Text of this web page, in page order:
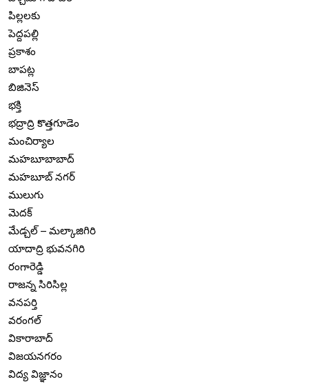
పిల్లలకు
పెద్దపల్లి
ప్రకాశం
బాపట్ల
బిజినెస్
భక్తి
భద్రాద్రి కొత్తగూడెం
మంచిర్యాల
మహబూబాబాద్
మహబూబ్ నగర్
ములుగు
మెదక్
మేడ్చల్ – మల్కాజిగిరి
యాదాద్రి భువనగిరి
రంగారెడ్డి
రాజన్న సిరిసిల్ల
వనపర్తి
వరంగల్
వికారాబాద్
విజయనగరం
విద్య విజ్ఞానం